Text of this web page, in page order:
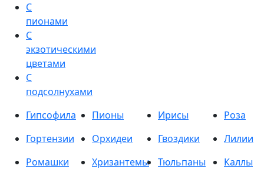
С
пионами
С
экзотическими
цветами
С
подсолнухами
Гипсофила
Пионы Ирисы
Роза
Гортензии
Орхидеи Гвоздики
Лилии
Ромашки
Хризантемы Тюльпаны
Каллы